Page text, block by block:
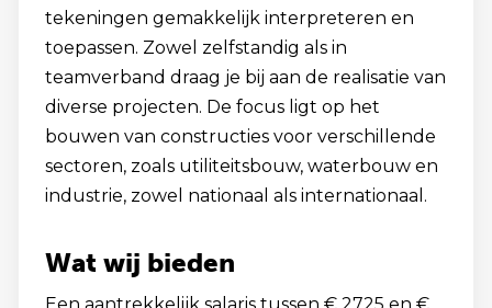
tekeningen gemakkelijk interpreteren en
toepassen. Zowel zelfstandig als in
teamverband draag je bij aan de realisatie van
diverse projecten. De focus ligt op het
bouwen van constructies voor verschillende
sectoren, zoals utiliteitsbouw, waterbouw en
industrie, zowel nationaal als internationaal.
Wat wij bieden